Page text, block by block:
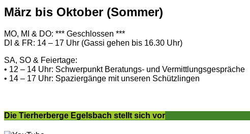
März bis Oktober (Sommer)
MO, MI & DO: *** Geschlossen ***
DI & FR: 14 – 17 Uhr (Gassi gehen bis 16.30 Uhr)
SA, SO & Feiertage:
• 12 – 14 Uhr: Schwerpunkt Beratungs- und Vermittlungsgespräche
• 14 – 17 Uhr: Spaziergänge mit unseren Schützlingen
Die Tierherberge Egelsbach stellt sich vor